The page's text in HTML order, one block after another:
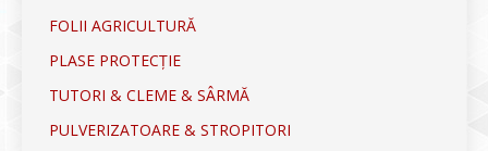
FOLII AGRICULTURĂ
PLASE PROTECȚIE
TUTORI & CLEME & SÂRMĂ
PULVERIZATOARE & STROPITORI